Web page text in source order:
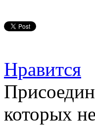
Нравится
которых